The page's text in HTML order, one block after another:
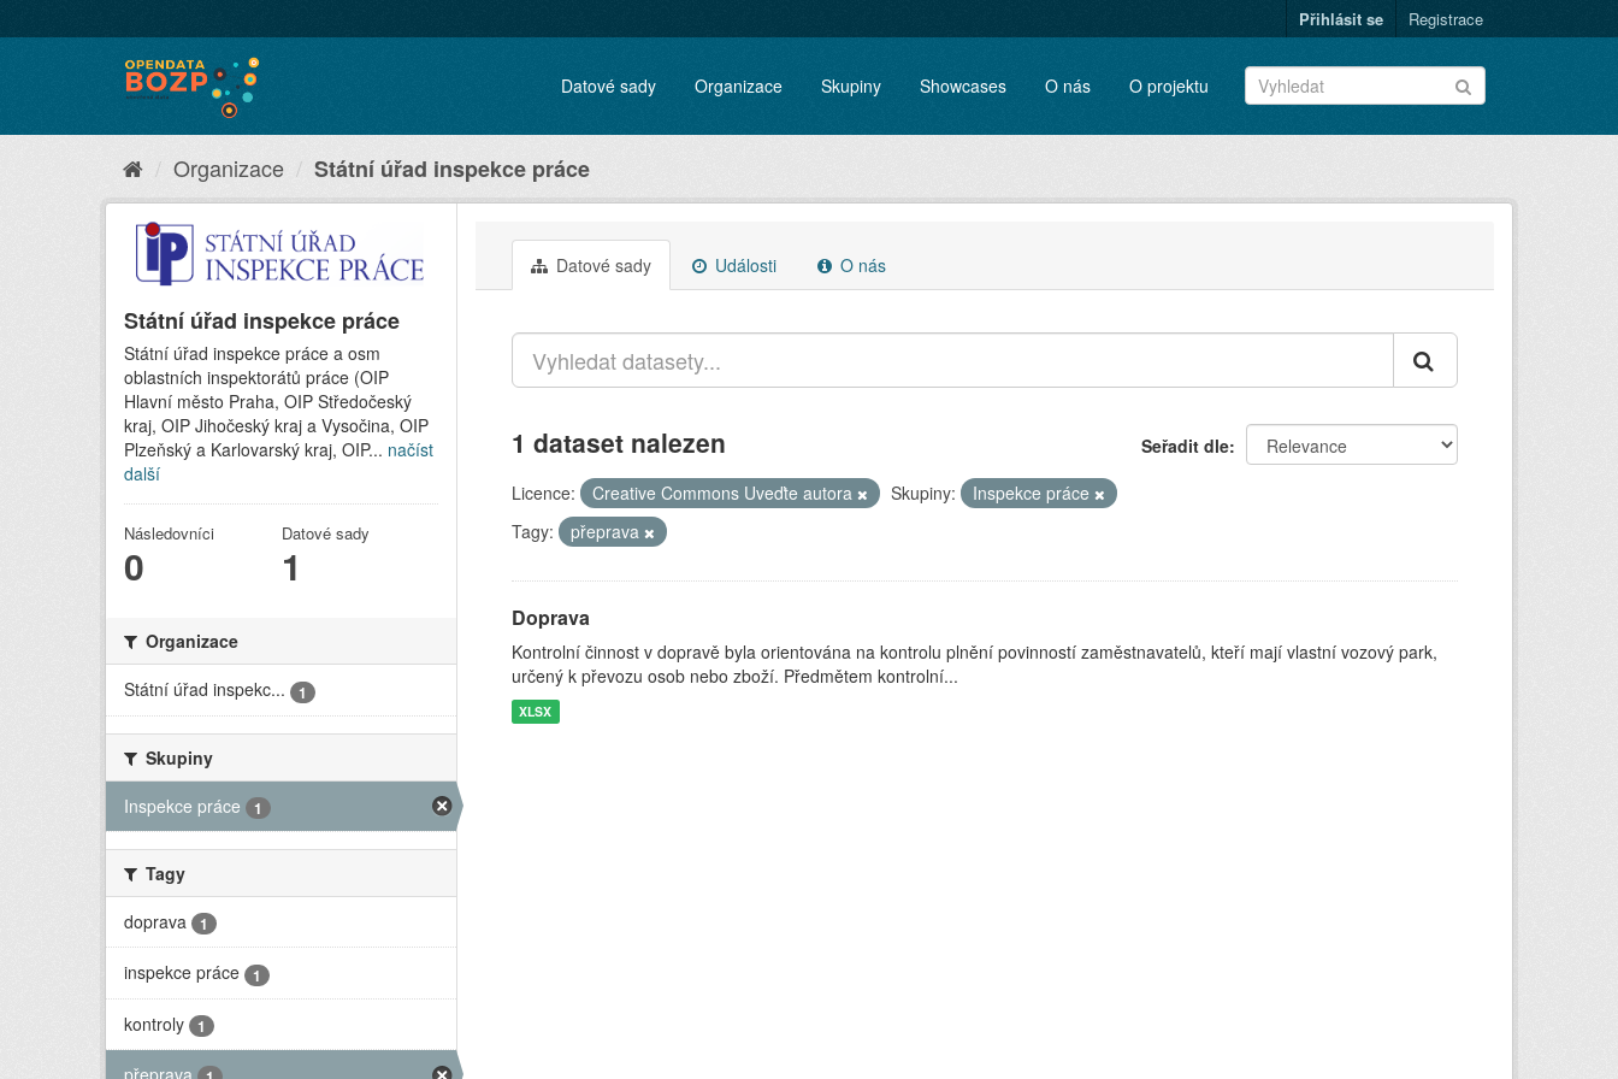
Přihlásit se Registrace
Datové sady Organizace Skupiny Showcases O nás O projektu
Organizace Státní úřad inspekce práce
Státní úřad inspekce práce
Státní úřad inspekce práce a osm
oblastních inspektorátů práce (OIP
Hlavní město Praha, OIP Středočeský
kraj, OIP Jihočeský kraj a Vysočina, OIP
Plzeňský a Karlovarský kraj, OIP... načíst
další
Následovníci
0
Datové sady
1
Organizace
Státní úřad inspekc...
1
Skupiny
Inspekce práce
1
Tagy
doprava
1
inspekce práce 1
kontroly 1
přeprava
Datové sady Události O nás
Seřadit dle
1 dataset nalezen
Licence: Creative Commons Uveďte autora Skupiny:
Inspekce práce
Tagy:
přeprava
Doprava
Kontrolní činnost v dopravě byla orientována na kontrolu plnění povinností zaměstnavatelů, kteří mají vlastní vozový park,
určený k převozu osob nebo zboží. Předmětem kontrolní...
XLSX